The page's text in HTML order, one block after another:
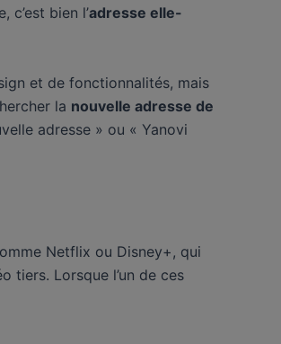
c’est bien l’adresse elle-
et de fonctionnalités, mais
la nouvelle adresse de
adresse » ou « Yanovi
Netflix ou Disney+, qui
tiers. Lorsque l’un de ces